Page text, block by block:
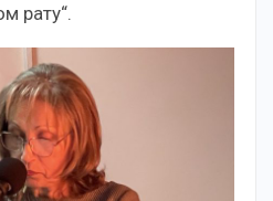
рату“.